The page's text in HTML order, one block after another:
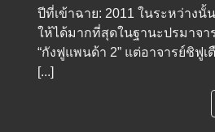
ปีที่เข้าฉาย: 2011 ในระหว่างนั้
ให้ได้มากที่สุดในฐานะปรมาจา
“กังฟูแพนด้า 2” แต่อาจารย์ชิฟูเ
[...]